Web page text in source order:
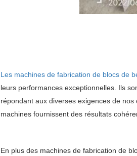
Les machines de fabrication de blocs de
leurs performances exceptionnelles. Ils
répondant aux diverses exigences de
machines fournissent des résultats
En plus des machines de fabrication de